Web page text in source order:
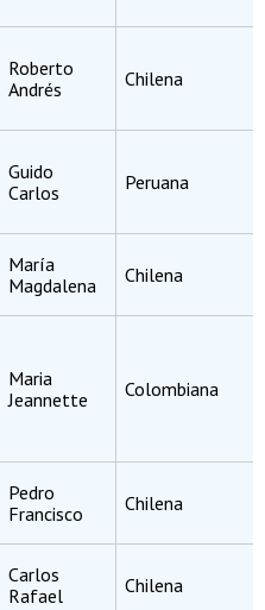
Roberto
Andrés
Chilena
Guido
Carlos
Peruana
María
Magdalena
Chilena
Maria
Jeannette
Colombiana
Pedro
Francisco
Chilena
Carlos
Rafael
Chilena